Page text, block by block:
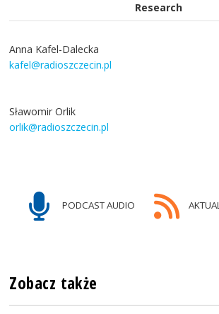
Research
Anna Kafel-Dalecka
kafel@radioszczecin.pl
Sławomir Orlik
orlik@radioszczecin.pl
PODCAST AUDIO
Zobacz także